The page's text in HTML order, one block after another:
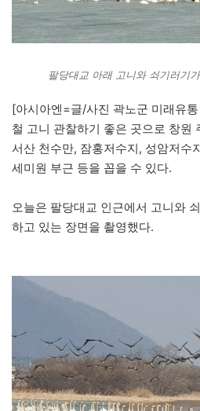
팔당대교 아래 고니와 쇠기러기
[아시아엔=글/사진 곽노군 미래유
철 고니 관찰하기 좋은 곳으로 창원
서산 천수만, 잠홍저수지, 성암저수
세미원 부근 등을 꼽을 수 있다.
오늘은 팔당대교 인근에서 고니와
하고 있는 장면을 촬영했다.